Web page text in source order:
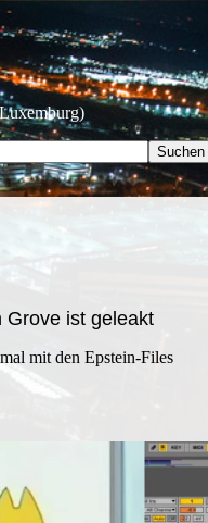
Grove ist geleakt
mit den Epstein-Files